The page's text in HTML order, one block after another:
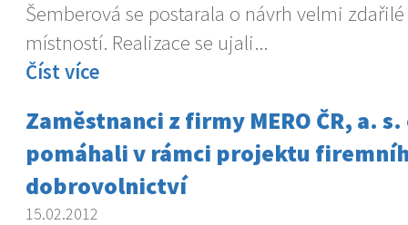
Šemberová se postarala o návrh velmi
místností. Realizace se ujali...
Číst více
Zaměstnanci z firmy MERO ČR, a.
pomáhali v rámci projektu
dobrovolnictví
15.02.2012